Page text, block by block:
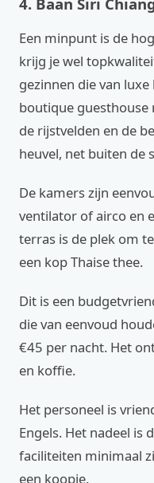
Een minpunt is de
krijg je wel
gezinnen die van
boutique
de rijstvelden en de
heuvel, net buiten de
De kamers zijn
ventilator of airco en
terras is de plek om
een kop Thaise thee.
Dit is een
die van eenvoud
€45 per nacht. Het
en koffie.
Het personeel is
Engels. Het nadeel is
faciliteiten minimaal
een koopje.